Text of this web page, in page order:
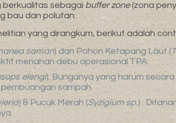
berkualitas sebagaibuffer zone(zona
bau dan polutan.
yang dirangkum, berikut adalah
saman) dan Pohon Ketapang Laut (
menahan debu operasional TPA.
elengi): Bunganya yang harum
sampah.
) & Pucuk Merah (Syzigium sp.) :